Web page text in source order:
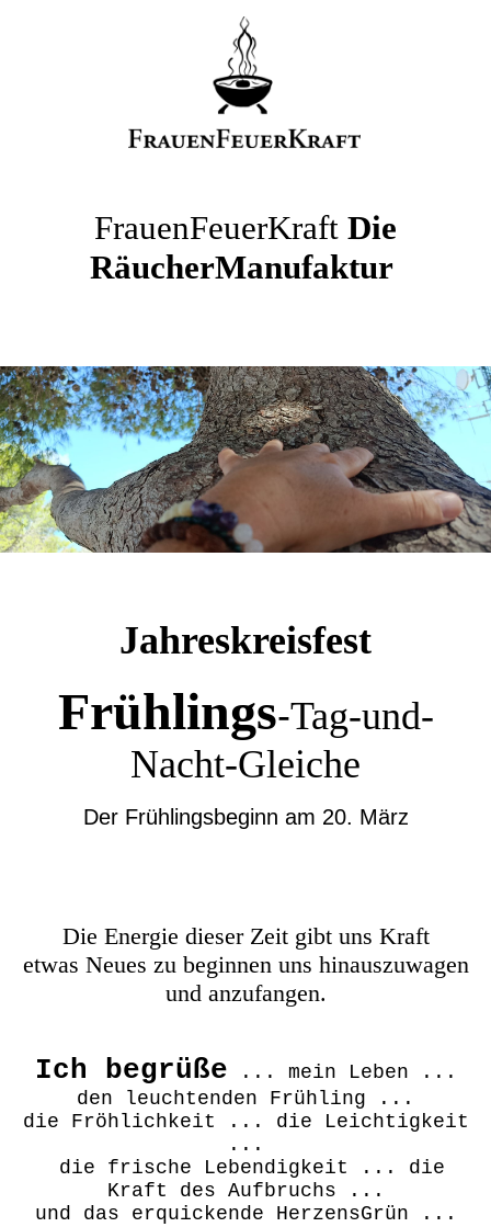
FrauenFeuerKraft Die
RäucherManufaktur
Jahreskreisfest
Frühlings-Tag-und-
Nacht-Gleiche
Der Frühlingsbeginn am 20. März
Die Energie dieser Zeit gibt uns Kraft
etwas Neues zu beginnen uns hinauszuwagen
und anzufangen.
Ich begrüße ... mein Leben ...
den leuchtenden Frühling ...
die Fröhlichkeit ... die Leichtigkeit
...
die frische Lebendigkeit ... die
Kraft des Aufbruchs ...
und das erquickende HerzensGrün ...